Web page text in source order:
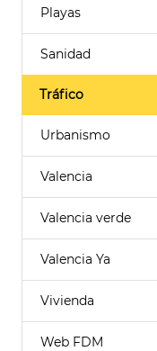
Playas
Sanidad
Tráfico
Urbanismo
Valencia
Valencia verde
Valencia Ya
Vivienda
Web FDM